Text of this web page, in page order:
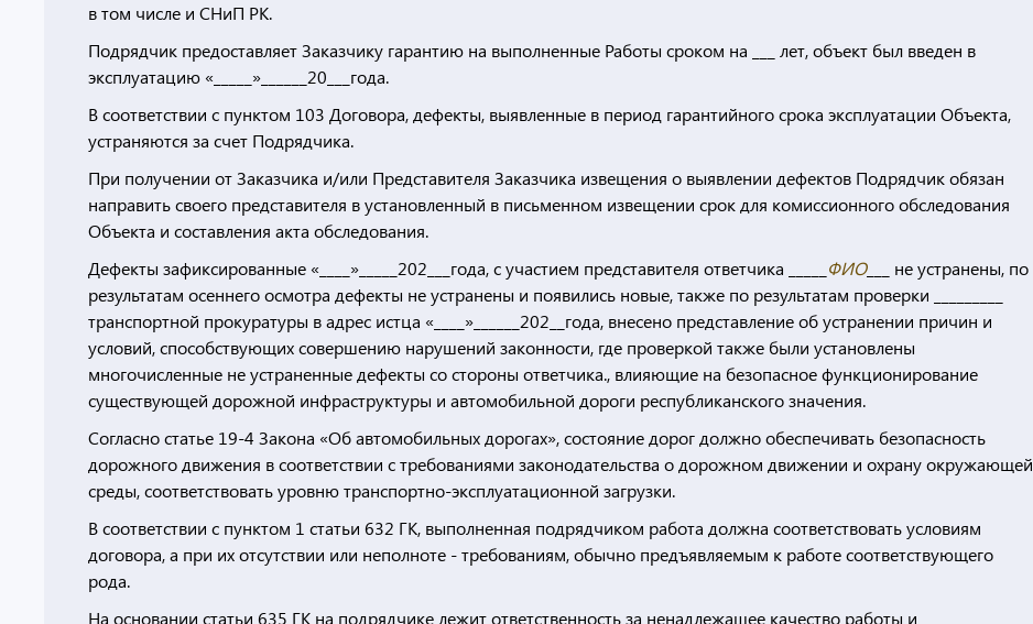
в том числе и СНиП РК.
Подрядчик предоставляет Заказчику гарантию на выполненные Работы сроком на ___ лет, объект был введен в
эксплуатацию «_____»______20___года.
В соответствии с пунктом 103 Договора, дефекты, выявленные в период гарантийного срока эксплуатации Объекта,
устраняются за счет Подрядчика.
При получении от Заказчика и/или Представителя Заказчика извещения о выявлении дефектов Подрядчик обязан
направить своего представителя в установленный в письменном извещении срок для комиссионного обследования
Объекта и составления акта обследования.
Дефекты зафиксированные «____»_____202___года, с участием представителя ответчика _____ ФИО___ не устранены, по
результатам осеннего осмотра дефекты не устранены и появились новые, также по результатам проверки _________
транспортной прокуратуры в адрес истца «____»______202__года, внесено представление об устранении причин и
условий, способствующих совершению нарушений законности, где проверкой также были установлены
многочисленные не устраненные дефекты со стороны ответчика., влияющие на безопасное функционирование
существующей дорожной инфраструктуры и автомобильной дороги республиканского значения.
Согласно статье 19-4 Закона «Об автомобильных дорогах», состояние дорог должно обеспечивать безопасность
дорожного движения в соответствии с требованиями законодательства о дорожном движении и охрану окружающей
среды, соответствовать уровню транспортно-эксплуатационной загрузки.
В соответствии с пунктом 1 статьи 632 ГК, выполненная подрядчиком работа должна соответствовать условиям
договора, а при их отсутствии или неполноте - требованиям, обычно предъявляемым к работе соответствующего
рода.
На основании статьи 635 ГК на подрядчике лежит ответственность за ненадлежащее качество работы и